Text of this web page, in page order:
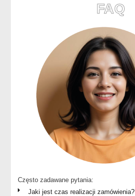
FAQ
Często zadawane pytania:
Jaki jest czas realizacji zamówienia?